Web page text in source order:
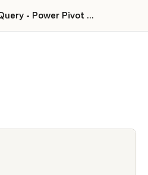
Excel - Power Query - Power Pivot - VBA